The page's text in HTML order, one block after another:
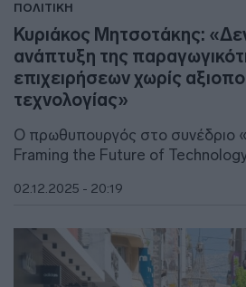
ΠΟΛΙΤΙΚΗ
Κυριάκος Μητσοτάκης:
ανάπτυξη της
επιχειρήσεων χωρίς
τεχνολογίας»
Ο πρωθυπουργός στο συνέδριο
Framing the Future of
02.12.2025 - 20:19